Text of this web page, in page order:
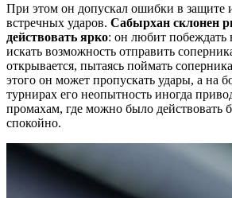
При этом он допускал ошибки в защите
встречных ударов. Сабырхан склонен
действовать ярко: он любит побеждать
искать возможность отправить
открывается, пытаясь поймать
этого он может пропускать удары, а на
турнирах его неопытность иногда
промахам, где можно было действовать
спокойно.